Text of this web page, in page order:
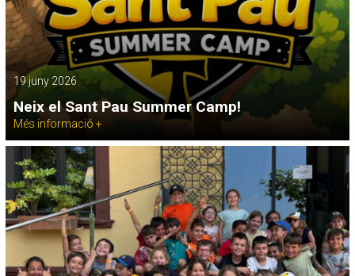
19 juny 2026
Neix el Sant Pau Summer Camp!
Més informació +